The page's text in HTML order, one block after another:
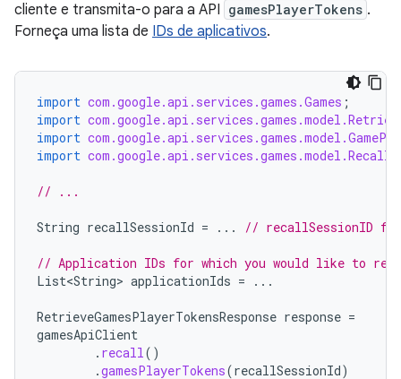
cliente e transmita-o para a API gamesPlayerTokens .
Forneça uma lista de IDs de aplicativos.
import com.google.api.services.games.Games ;
import
import
import
// ...
String recallSessionId = ... // recallSessionID
// Application IDs for which you would like to
List<String> applicationIds = ...
RetrieveGamesPlayerTokensResponse response =
gamesApiClient
. recall()
.gamesPlayerTokens(recallSessionId)